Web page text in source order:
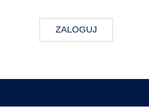
ZALOGUJ